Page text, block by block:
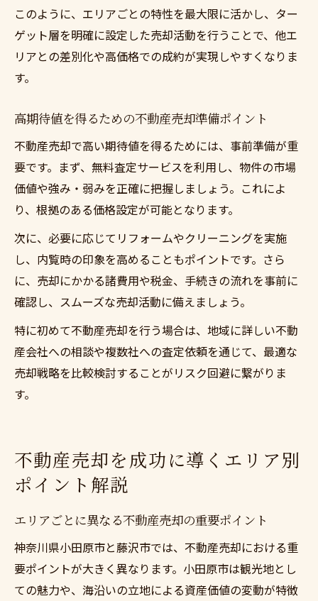
このように、エリアごとの特性を最大限に活かし、ター
ゲット層を明確に設定した売却活動を行うことで、他エ
リアとの差別化や高価格での成約が実現しやすくなりま
す。
高期待値を得るための不動産売却準備ポイント
不動産売却で高い期待値を得るためには、事前準備が重
要です。まず、無料査定サービスを利用し、物件の市場
価値や強み・弱みを正確に把握しましょう。これによ
り、根拠のある価格設定が可能となります。
次に、必要に応じてリフォームやクリーニングを実施
し、内覧時の印象を高めることもポイントです。さら
に、売却にかかる諸費用や税金、手続きの流れを事前に
確認し、スムーズな売却活動に備えましょう。
特に初めて不動産売却を行う場合は、地域に詳しい不動
産会社への相談や複数社への査定依頼を通じて、最適な
売却戦略を比較検討することがリスク回避に繋がりま
す。
不動産売却を成功に導くエリア別
ポイント解説
エリアごとに異なる不動産売却の重要ポイント
神奈川県小田原市と藤沢市では、不動産売却における重
要ポイントが大きく異なります。小田原市は観光地とし
ての魅力や、海沿いの立地による資産価値の変動が特徴